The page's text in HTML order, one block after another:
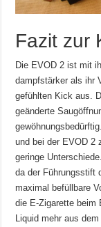
Fazit zur
Die EVOD 2 ist mit
dampfstärker als ihr
gefühlten Kick aus.
geänderte
und bei der EVOD 2
geringe
da der Führungsstift
maximal befüllbare
die E-Zigarette beim
Liquid mehr aus